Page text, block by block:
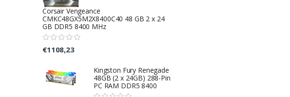
Corsair Vengeance
CMKC48GX5M2X8400C40 48 GB 2 x 24
GB DDR5 8400 MHz
€1108,23
Kingston Fury Renegade
48GB (2 x 24GB) 288-Pin
PC RAM DDR5 8400